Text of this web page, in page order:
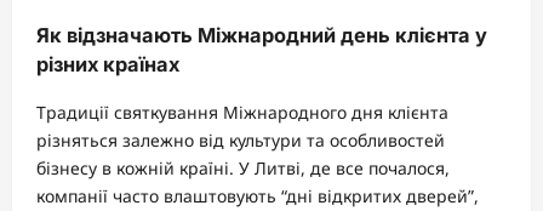
Як відзначають Міжнародний день клієнта у
різних країнах
Традиції святкування Міжнародного дня клієнта
різняться залежно від культури та особливостей
бізнесу в кожній країні. У Литві, де все почалося,
компанії часто влаштовують “дні відкритих дверей”,